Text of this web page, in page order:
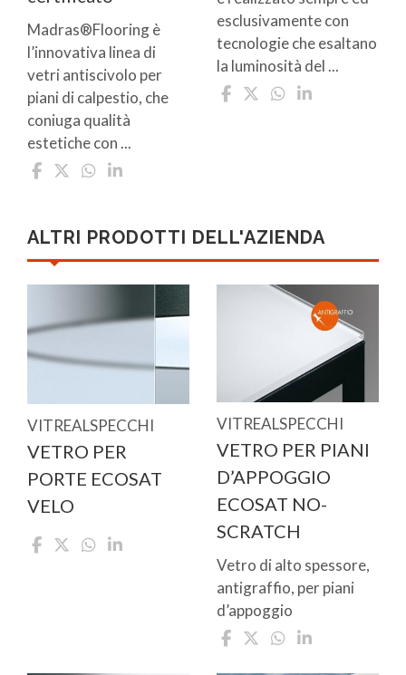
Madras®Flooring è
l’innovativa linea di
vetri antiscivolo per
piani di calpestio, che
coniuga qualità
estetiche con ...
esclusivamente con
tecnologie che esaltano
la luminosità del ...
ALTRI PRODOTTI DELL'AZIENDA
VITREALSPECCHI
VETRO PER
PORTE ECOSAT
VELO
VITREALSPECCHI
VETRO PER PIANI
D’APPOGGIO
ECOSAT NO-
SCRATCH
Vetro di alto spessore,
antigraffio, per piani
d’appoggio